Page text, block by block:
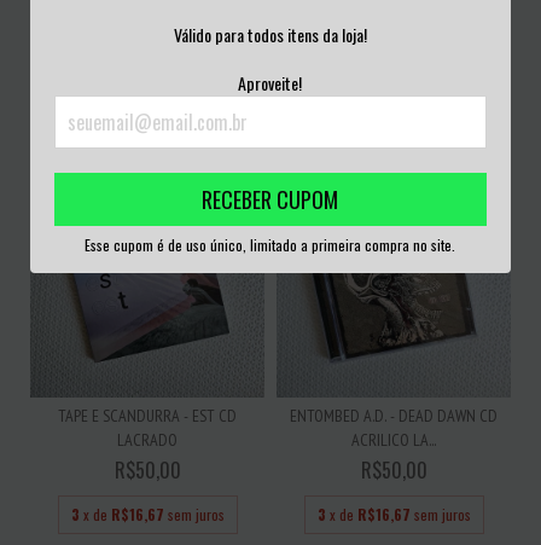
Válido para todos itens da loja!
Aproveite!
RECEBER CUPOM
Esse cupom é de uso único, limitado a primeira compra no site.
FRONT CD ACR...
ACRILICO LACR...
TAPE E SCANDURRA - EST CD
LACRADO
R$50,00
3 x de R$16,67 sem juros
ENTOMBED A.D. - DEAD DAWN CD
ACRILICO LA...
R$50,00
3 x de R$16,67 sem juros